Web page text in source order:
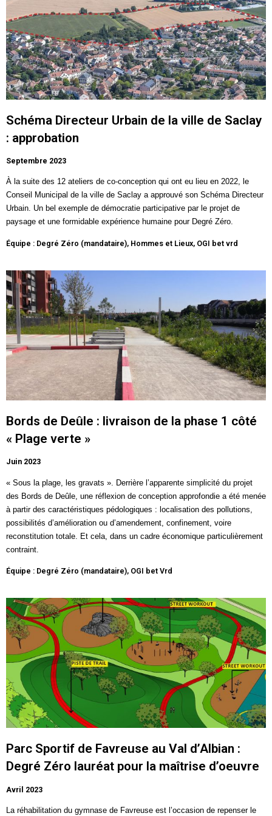
Schéma Directeur Urbain de la ville de Saclay
: approbation
Septembre 2023
À la suite des 12 ateliers de co-conception qui ont eu lieu en 2022, le
Conseil Municipal de la ville de Saclay a approuvé son Schéma Directeur
Urbain. Un bel exemple de démocratie participative par le projet de
paysage et une formidable expérience humaine pour Degré Zéro.
Équipe : Degré Zéro (mandataire), Hommes et Lieux, OGI bet vrd
Bords de Deûle : livraison de la phase 1 côté
« Plage verte »
Juin 2023
« Sous la plage, les gravats ». Derrière l’apparente simplicité du projet
des Bords de Deûle , une réflexion de conception approfondie a été menée
à partir des caractéristiques pédologiques : localisation des pollutions,
possibilités d’amélioration ou d’amendement, confinement, voire
reconstitution totale. Et cela, dans un cadre économique particulièrement
contraint.
Équipe : Degré Zéro (mandataire), OGI bet Vrd
Parc Sportif de Favreuse au Val d’Albian :
Degré Zéro lauréat pour la maîtrise d’oeuvre
Avril 2023
La réhabilitation du gymnase de Favreuse est l’occasion de repenser le